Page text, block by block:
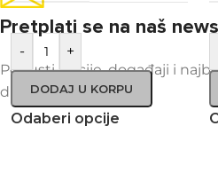
- +
DODAJ U KORPU
Odaberi opcije
Pretplati se na naš
Popusti, akcije, događaji i
direktno u vaš inbox!